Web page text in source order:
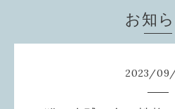
お知
2023/09